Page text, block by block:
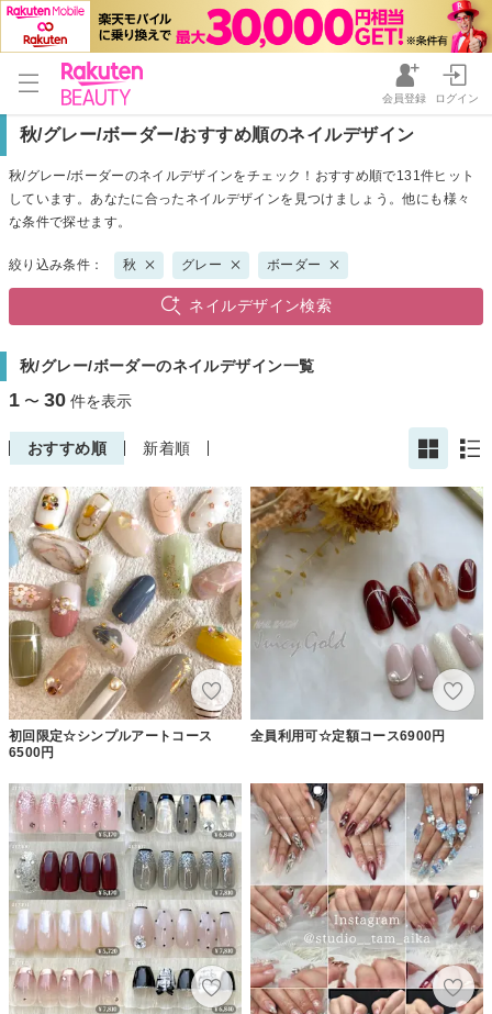
会員登録 ログイン
秋/グレー/ボーダー/おすすめ順のネイルデザイン
秋/グレー/ボーダーのネイルデザインをチェック！おすすめ順で131件ヒット
しています。あなたに合ったネイルデザインを見つけましょう。他にも様々
な条件で探せます。
絞り込み条件： 秋 グレー ボーダー
ネイルデザイン検索
秋/グレー/ボーダーのネイルデザイン一覧
1 〜 30 件を表示
おすすめ順 新着順
初回限定☆シンプルアートコース
6500円
全員利用可☆定額コース6900円